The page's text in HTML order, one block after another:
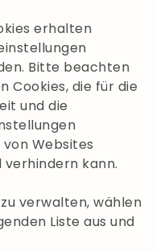
erhalten
Bitte beachten
Cookies, die für die
und die
Websites
kann.
verwalten, wählen
Liste aus und